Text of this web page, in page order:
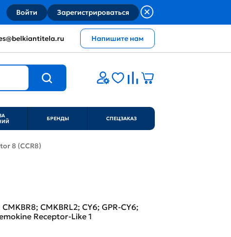
Войти Зарегистрироваться
Напишите нам
БРЕНДЫ СПЕЦЗАКАЗ
8 (CCR8)
CMKBRL2; CY6; GPR-CY6;
Receptor-Like 1